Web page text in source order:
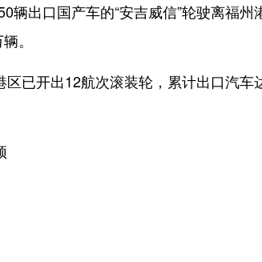
出口国产车的“安吉威信”轮驶离福州
。
已开出12航次滚装轮，累计出口汽车